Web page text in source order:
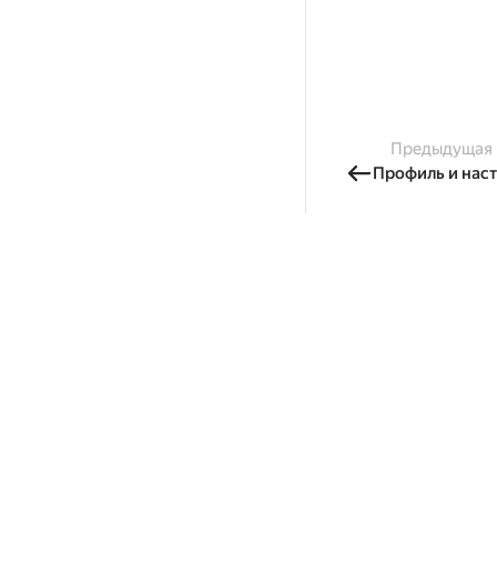
Предыдущая
Профиль и